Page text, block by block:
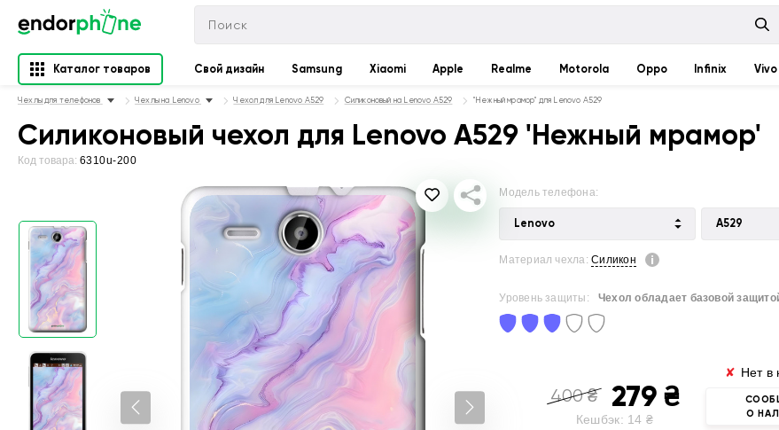
Каталог товаров Свой дизайн Samsung Xiaomi Apple Realme Motorola Oppo Infinix Vivo
Чехлы для телефонов Чехлы на Lenovo Чехол для Lenovo A529 Силиконовый на Lenovo A529 "Нежный мрамор" для Lenovo A529
Силиконовый чехол для Lenovo A529 'Нежный мрамор'
Код товара: 6310u-200
Модель телефона:
Lenovo A529
Материал чехла:Силикон
Уровень защиты: Чехол обладает базовой
400₴ 279 ₴
Кешбэк: 14 ₴
✘ Нет в
О